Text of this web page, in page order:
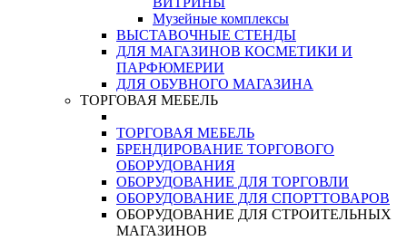
Музейные комплексы
ВЫСТАВОЧНЫЕ СТЕНДЫ
ДЛЯ МАГАЗИНОВ КОСМЕТИКИ И
ПАРФЮМЕРИИ
ДЛЯ ОБУВНОГО МАГАЗИНА
ТОРГОВАЯ МЕБЕЛЬ
ТОРГОВАЯ МЕБЕЛЬ
БРЕНДИРОВАНИЕ ТОРГОВОГО
ОБОРУДОВАНИЯ
ОБОРУДОВАНИЕ ДЛЯ ТОРГОВЛИ
ОБОРУДОВАНИЕ ДЛЯ СПОРТТОВАРОВ
ОБОРУДОВАНИЕ ДЛЯ СТРОИТЕЛЬНЫХ
МАГАЗИНОВ